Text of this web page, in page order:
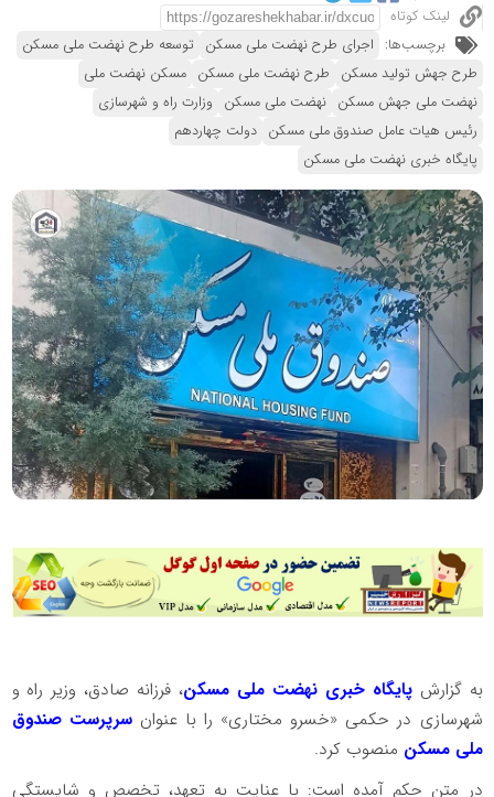
لینک کوتاه
برچسب‌ها: اجرای طرح نهضت ملی مسکن توسعه طرح نهضت ملی مسکن
طرح جهش تولید مسکن طرح نهضت ملی مسکن مسکن نهضت ملی
نهضت ملی جهش مسکن نهضت ملی مسکن وزارت راه و شهرسازی
رئیس هیات عامل صندوق ملی مسکن دولت چهاردهم
پایگاه خبری نهضت ملی مسکن
به گزارشپایگاه خبری نهضت ملی مسکن، فرزانه صادق، وزیر راه و
شهرسازی در حکمی «خسرو مختاری» را با عنوان سرپرست صندوق
ملی مسکن منصوب کرد.
در متن حکم آمده است: با عنایت به تعهد، تخصص و شایستگی